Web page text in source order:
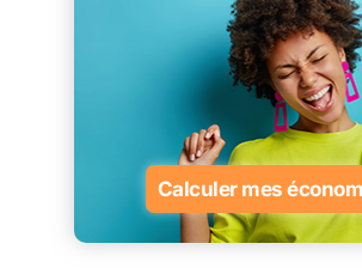
Calculer mes